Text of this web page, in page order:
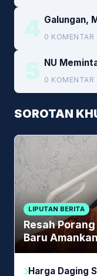
4 Galungan,
0 KOMENTAR
5 NU
0 KOMENTAR
SOROTAN
LIPUTAN BERITA
Resah
Baru
Harga Daging